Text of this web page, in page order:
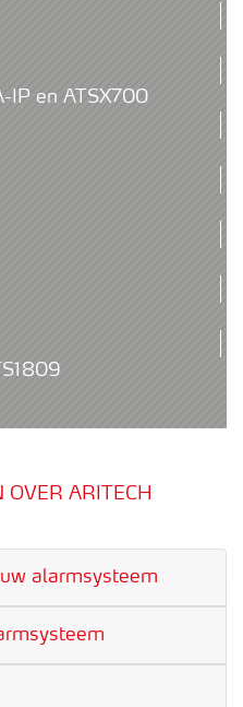
IP en ATSX700
OVER ARITECH
alarmsysteem